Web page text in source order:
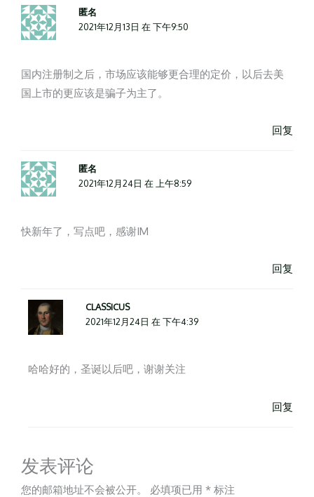
匿名
2021年12月13日 在 下午9:50
国内注册制之后，市场应该能够更合理的定价，以后去美
国上市的更应该是骗子为主了。
回复
匿名
2021年12月24日 在 上午8:59
快新年了，写点吧，感谢IM
回复
CLASSICUS
2021年12月24日 在 下午4:39
哈哈好的，圣诞以后吧，谢谢关注
回复
发表评论
您的邮箱地址不会被公开。 必填项已用 * 标注